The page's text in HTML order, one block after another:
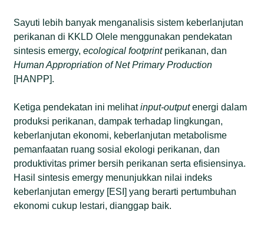
Sayuti lebih banyak menganalisis sistem keberlanjutan
perikanan di KKLD Olele menggunakan pendekatan
sintesis emergy,ecological footprintperikanan, dan
Human Appropriation of Net Primary Production
[HANPP].
Ketiga pendekatan ini melihatinput-outputenergi dalam
produksi perikanan, dampak terhadap lingkungan,
keberlanjutan ekonomi, keberlanjutan metabolisme
pemanfaatan ruang sosial ekologi perikanan, dan
produktivitas primer bersih perikanan serta efisiensinya.
Hasil sintesis emergy menunjukkan nilai indeks
keberlanjutan emergy [ESI] yang berarti pertumbuhan
ekonomi cukup lestari, dianggap baik.